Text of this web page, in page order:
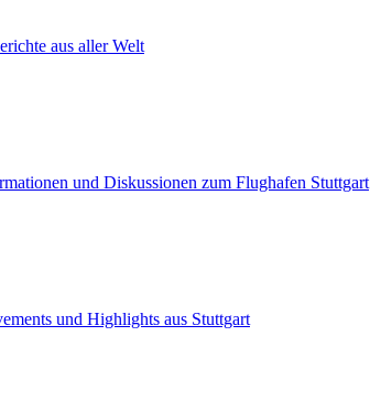
aus aller Welt
und Diskussionen zum Flughafen Stuttgart
und Highlights aus Stuttgart